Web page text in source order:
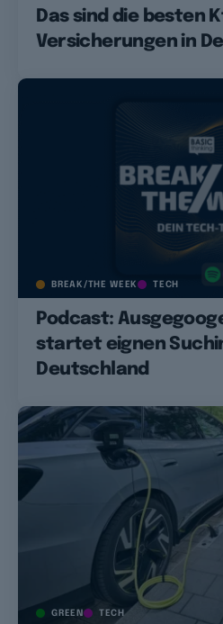
Das sind die besten
Versicherungen in
BREAK/THE WEEK TECH
Podcast:
startet eignen
Deutschland
GREEN TECH